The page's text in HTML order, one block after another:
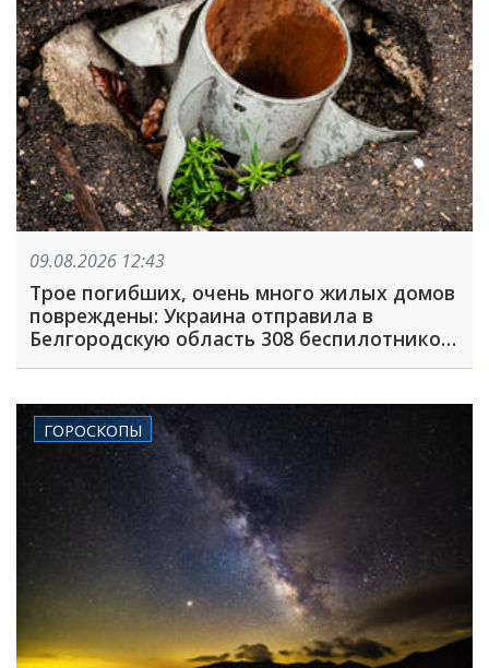
09.08.2026 12:43
Трое погибших, очень много жилых домов
повреждены: Украина отправила в
Белгородскую область 308 беспилотников,
атака была FPV-дронами, на людей
ГОРОСКОПЫ